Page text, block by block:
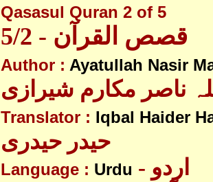
Qasasul Quran 2 of 5
قصص القرآن - 5/2
Author : Ayatullah Nasir
ناصر مکارم شیرازی
Translator : Iqbal Haider
حیدر حیدری
Language : Urdu
- اردو